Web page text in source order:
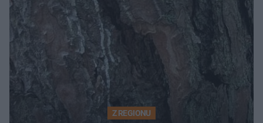
Z REGIONU